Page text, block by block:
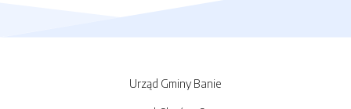
Urząd Gminy Banie